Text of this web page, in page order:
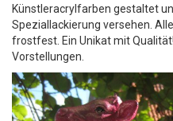
Künstleracrylfarben gestaltet
Speziallackierung versehen.
frostfest. Ein Unikat mit
Vorstellungen.